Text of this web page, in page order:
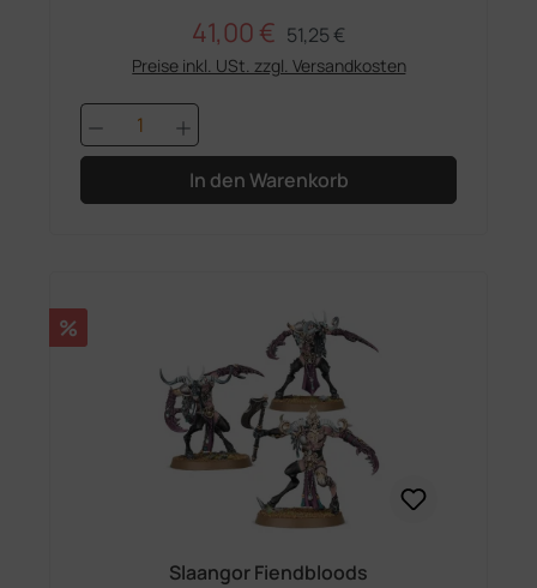
Verkaufspreis:
41,00 € Regulärer Preis:
51,25 €
Preise inkl. USt. zzgl. Versandkosten
Produkt Anzahl: Gib den
In den Warenkorb
Rabatt
%
Slaangor Fiendbloods